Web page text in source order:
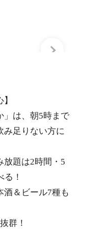
」は、朝5時まで
み足りない方に
放題は2時間・5
！
酒＆ビール7種も
群！